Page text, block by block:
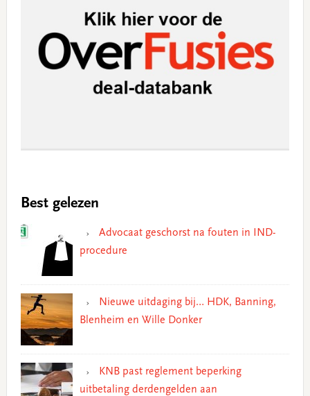
Best gelezen
Advocaat geschorst na fouten in IND-
procedure
Nieuwe uitdaging bij… HDK, Banning,
Blenheim en Wille Donker
KNB past reglement beperking
uitbetaling derdengelden aan